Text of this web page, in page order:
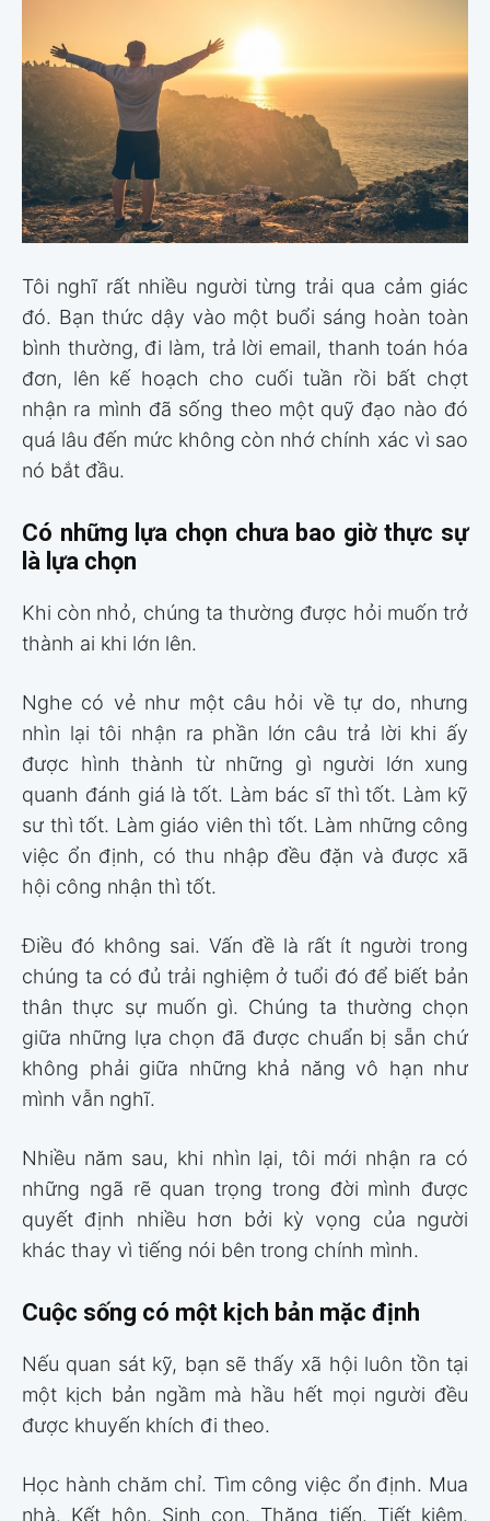
Tôi nghĩ rất nhiều người từng trải qua cảm giác
đó. Bạn thức dậy vào một buổi sáng hoàn toàn
bình thường, đi làm, trả lời email, thanh toán hóa
đơn, lên kế hoạch cho cuối tuần rồi bất chợt
nhận ra mình đã sống theo một quỹ đạo nào đó
quá lâu đến mức không còn nhớ chính xác vì sao
nó bắt đầu.
Có những lựa chọn chưa bao giờ thực sự
là lựa chọn
Khi còn nhỏ, chúng ta thường được hỏi muốn trở
thành ai khi lớn lên.
Nghe có vẻ như một câu hỏi về tự do, nhưng
nhìn lại tôi nhận ra phần lớn câu trả lời khi ấy
được hình thành từ những gì người lớn xung
quanh đánh giá là tốt. Làm bác sĩ thì tốt. Làm kỹ
sư thì tốt. Làm giáo viên thì tốt. Làm những công
việc ổn định, có thu nhập đều đặn và được xã
hội công nhận thì tốt.
Điều đó không sai. Vấn đề là rất ít người trong
chúng ta có đủ trải nghiệm ở tuổi đó để biết bản
thân thực sự muốn gì. Chúng ta thường chọn
giữa những lựa chọn đã được chuẩn bị sẵn chứ
không phải giữa những khả năng vô hạn như
mình vẫn nghĩ.
Nhiều năm sau, khi nhìn lại, tôi mới nhận ra có
những ngã rẽ quan trọng trong đời mình được
quyết định nhiều hơn bởi kỳ vọng của người
khác thay vì tiếng nói bên trong chính mình.
Cuộc sống có một kịch bản mặc định
Nếu quan sát kỹ, bạn sẽ thấy xã hội luôn tồn tại
một kịch bản ngầm mà hầu hết mọi người đều
được khuyến khích đi theo.
Học hành chăm chỉ. Tìm công việc ổn định. Mua
nhà. Kết hôn. Sinh con. Thăng tiến. Tiết kiệm.